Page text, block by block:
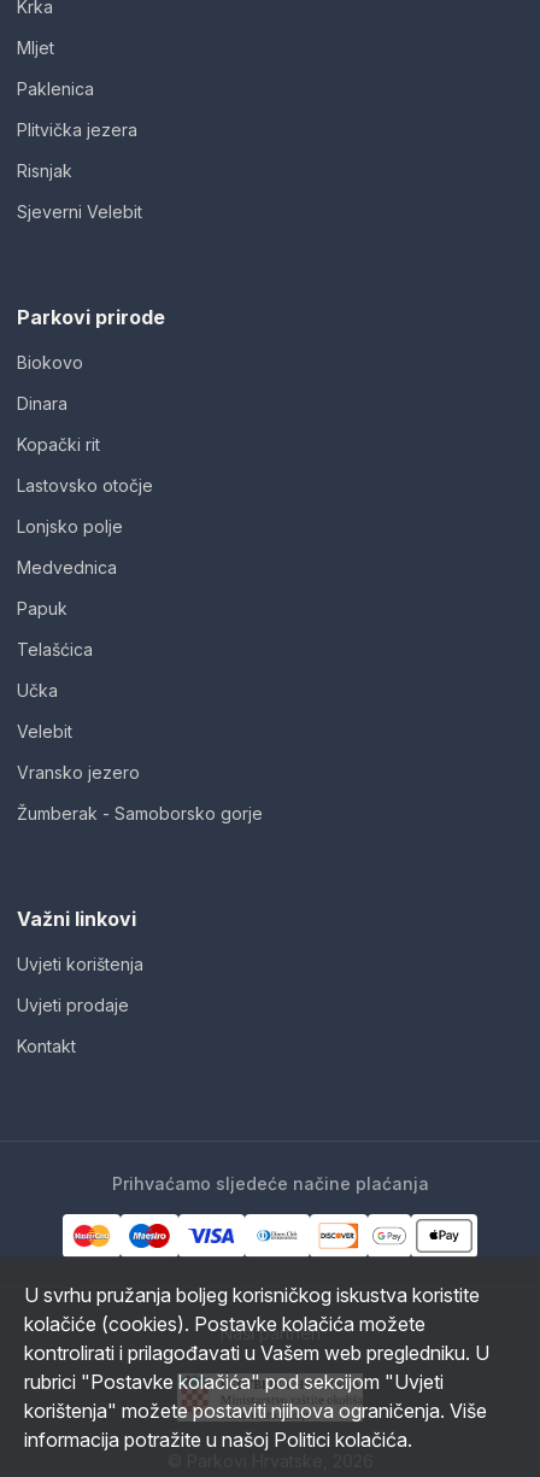
Krka
Mljet
Paklenica
Plitvička jezera
Risnjak
Sjeverni Velebit
Parkovi prirode
Biokovo
Dinara
Kopački rit
Lastovsko otočje
Lonjsko polje
Medvednica
Papuk
Telašćica
Učka
Velebit
Vransko jezero
Žumberak - Samoborsko gorje
Važni linkovi
Uvjeti korištenja
Uvjeti prodaje
Kontakt
Prihvaćamo sljedeće načine plaćanja
Naši partneri
U svrhu pružanja boljeg korisničkog iskustva koristite
kolačiće (cookies). Postavke kolačića možete
kontrolirati i prilagođavati u Vašem web pregledniku. U
rubrici "Postavke kolačića" pod sekcijom "Uvjeti
korištenja" možete postaviti njihova ograničenja. Više
informacija potražite u našoj Politici kolačića.